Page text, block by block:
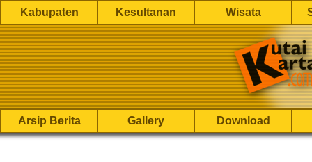
Kabupaten Kesultanan Wisata
Arsip Berita Gallery Download